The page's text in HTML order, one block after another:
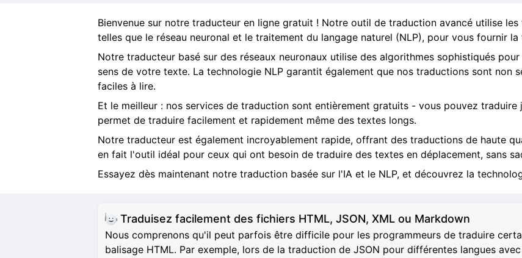
Bienvenue sur notre traducteur en ligne gratuit ! Notre outil de traduction avancé utilise
telles que le réseau neuronal et le traitement du langage naturel (NLP), pour vous fournir
Notre traducteur basé sur des réseaux neuronaux utilise des algorithmes sophistiqués
sens de votre texte. La technologie NLP garantit également que nos traductions sont non
faciles à lire.
Et le meilleur : nos services de traduction sont entièrement gratuits - vous pouvez
permet de traduire facilement et rapidement même des textes longs.
Notre traducteur est également incroyablement rapide, offrant des traductions de haute
en fait l'outil idéal pour ceux qui ont besoin de traduire des textes en déplacement, sans
Essayez dès maintenant notre traduction basée sur l'IA et le NLP, et découvrez la
Traduisez facilement des fichiers HTML, JSON, XML ou Markdown
Nous comprenons qu'il peut parfois être difficile pour les programmeurs de traduire
balisage HTML. Par exemple, lors de la traduction de JSON pour différentes langues